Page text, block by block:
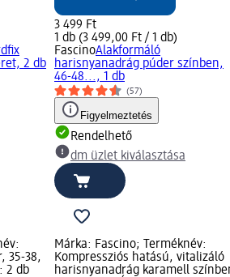
2 db
3 499 Ft
1 db (3 499,00 Ft / 1 db)
FascinoAlakformáló
harisnyanadrág púder színben,
46-48..., 1 db
(57)
Figyelmeztetés
Rendelhető
dm üzlet kiválasztása
35-38,
2 db
Márka: Fascino; Terméknév:
Kompressziós hatású, vitalizáló
harisnyanadrág karamell